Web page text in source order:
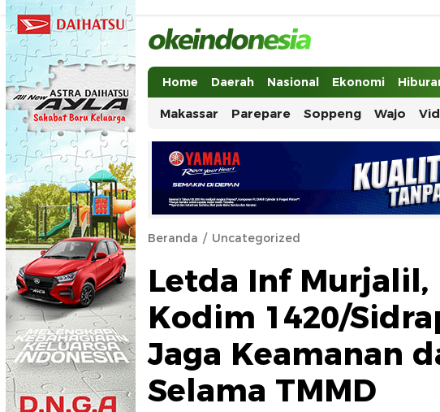
Okeindonesia.Online
Mengonlinekan Indonesia Secara Utuh
Home Daerah Nasional Ekonomi
Makassar Parepare Soppeng Wajo
Beranda Uncategorized
Letda Inf Murjalil,
Kodim 1420/
Jaga Keamanan
Selama TMMD